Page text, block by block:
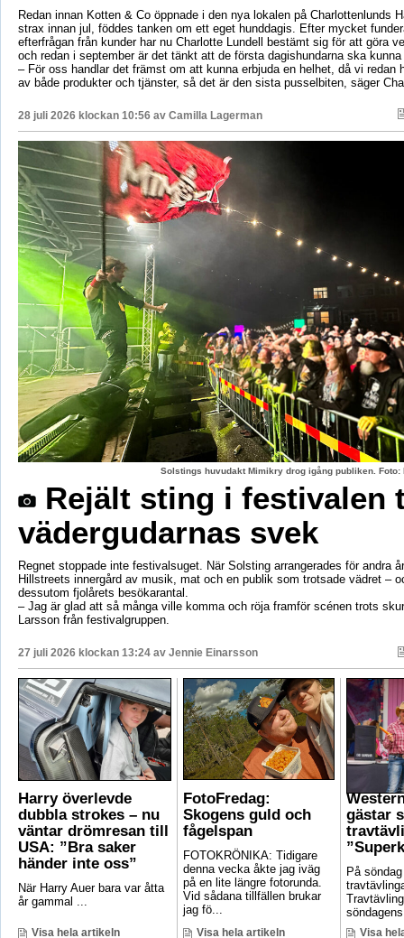
Redan innan Kotten & Co öppnade i den nya lokalen på Charlottenlunds
strax innan jul, föddes tanken om ett eget hunddagis. Efter mycket
efterfrågan från kunder har nu Charlotte Lundell bestämt sig för att göra
och redan i september är det tänkt att de första dagishundarna ska
– För oss handlar det främst om att kunna erbjuda en helhet, då vi redan
av både produkter och tjänster, så det är den sista pusselbiten, säger
28 juli 2026 klockan 10:56 av Camilla Lagerman
Solstings huvudakt Mimikry drog igång publiken.
Rejält sting i festivalen
vädergudarnas svek
Regnet stoppade inte festivalsuget. När Solsting arrangerades för andra
Hillstreets innergård av musik, mat och en publik som trotsade vädret –
dessutom fjolårets besökarantal.
– Jag är glad att så många ville komma och röja framför scénen trots
Larsson från festivalgruppen.
27 juli 2026 klockan 13:24 av Jennie Einarsson
Harry överlevde
dubbla strokes – nu
väntar drömresan till
USA: ”Bra saker
händer inte oss”
När Harry Auer bara var åtta
år gammal ...
Visa hela artikeln
FotoFredag:
Skogens guld och
fågelspan
FOTOKRÖNIKA: Tidigare
denna vecka åkte jag iväg
på en lite längre fotorunda.
Vid sådana tillfällen brukar
jag fö...
Visa hela artikeln
gästar
På
Visa